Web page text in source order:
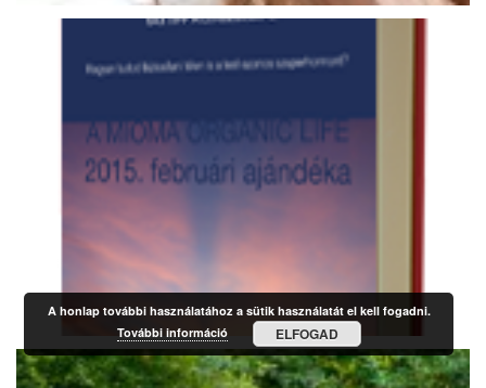
A honlap további használatához a sütik használatát el kell fogadni.
További információ
ELFOGAD